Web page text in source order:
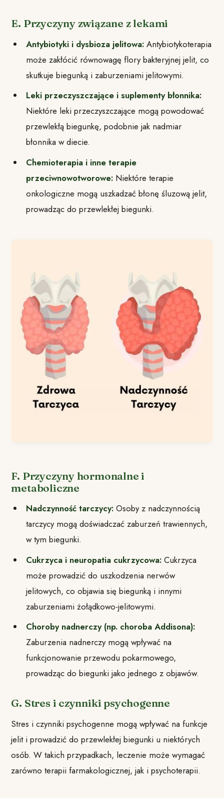
E. Przyczyny związane z lekami
Antybiotyki i dysbioza jelitowa:Antybiotykoterapia
może zakłócić równowagę flory bakteryjnej jelit, co
skutkuje biegunką i zaburzeniami jelitowymi.
Leki przeczyszczające i suplementy błonnika:
Niektóre leki przeczyszczające mogą powodować
przewlekłą biegunkę, podobnie jak nadmiar
błonnika w diecie.
Chemioterapia i inne terapie
przeciwnowotworowe: Niektóre terapie
onkologiczne mogą uszkadzać błonę śluzową jelit,
prowadząc do przewlekłej biegunki.
F. Przyczyny hormonalne i
metaboliczne
Nadczynność tarczycy:Osoby z nadczynnością
tarczycy mogą doświadczać zaburzeń trawiennych,
w tym biegunki.
Cukrzyca i neuropatia cukrzycowa: Cukrzyca
może prowadzić do uszkodzenia nerwów
jelitowych, co objawia się biegunką i innymi
zaburzeniami żołądkowo-jelitowymi.
Choroby nadnerczy (np. choroba Addisona):
Zaburzenia nadnerczy mogą wpływać na
funkcjonowanie przewodu pokarmowego,
prowadząc do biegunki jako jednego z objawów.
G. Stres i czynniki psychogenne
Stres i czynniki psychogenne mogą wpływać na funkcje
jelit i prowadzić do przewlekłej biegunki u niektórych
osób. W takich przypadkach, leczenie może wymagać
zarówno terapii farmakologicznej, jak i psychoterapii.